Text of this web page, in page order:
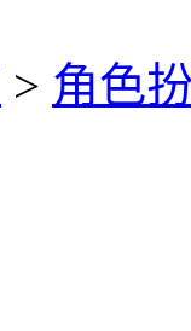
> 角色